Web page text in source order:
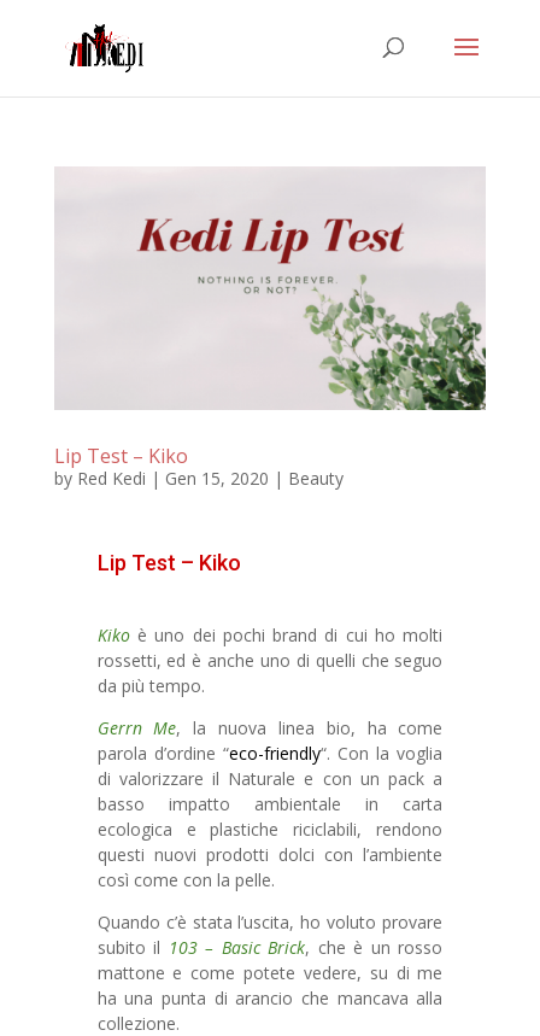
Lip Test – Kiko
by Red Kedi | Gen 15, 2020 | Beauty
Lip Test – Kiko
Kikoè uno dei pochi brand di cui ho molti
rossetti, ed è anche uno di quelli che seguo
da più tempo.
Gerrn Me, la nuova linea bio, ha come
parola d’ordine “eco-friendly“. Con la voglia
di valorizzare il Naturale e con un pack a
basso impatto ambientale in carta
ecologica e plastiche riciclabili, rendono
questi nuovi prodotti dolci con l’ambiente
così come con la pelle.
Quando c’è stata l’uscita, ho voluto provare
subito il 103 – Basic Brick, che è un rosso
mattone e come potete vedere, su di me
ha una punta di arancio che mancava alla
collezione.